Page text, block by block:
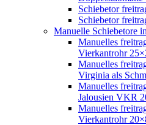
Schiebetor
Schiebetor
Manuelle Schiebetore
Manuelles
Vierkantrohr
Manuelles
Virginia als
Manuelles
Jalousien VKR
Manuelles
Vierkantrohr